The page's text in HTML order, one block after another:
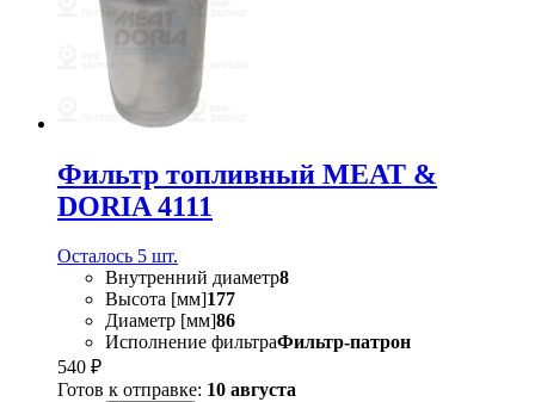
Фильтр топливный MEAT &
DORIA 4111
Осталось 5 шт.
Внутренний диаметр8
Высота [мм]177
Диаметр [мм]86
Исполнение фильтраФильтр-патрон
540 ₽
Готов к отправке: 10 августа